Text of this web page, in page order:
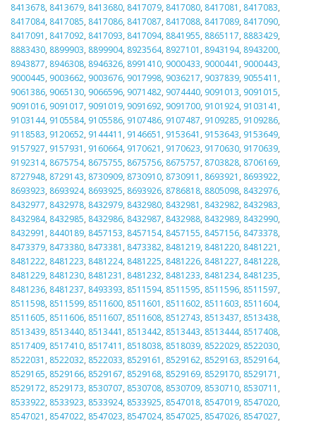
8413678, 8413679, 8413680, 8417079, 8417080, 8417081 , 8417083,
8417084, 8417085, 8417086, 8417087, 8417088, 8417089, 8417090,
8417091 , 8417092, 8417093, 8417094, 8841955, 8865117, 8883429,
8883430, 8899903, 8899904, 8923564, 8927101 , 8943194, 8943200,
8943877, 8946308, 8946326, 8991410, 9000433, 9000441 , 9000443,
9000445, 9003662, 9003676, 9017998, 9036217, 9037839, 9055411 ,
9061386, 9065130, 9066596, 9071482, 9074440, 9091013, 9091015,
9091016, 9091017, 9091019, 9091692, 9091700, 9101924, 9103141 ,
9103144, 9105584, 9105586, 9107486, 9107487, 9109285, 9109286,
9118583, 9120652, 9144411 , 9146651 , 9153641 , 9153643, 9153649,
9157927, 9157931 , 9160664, 9170621 , 9170623, 9170630, 9170639,
9192314, 8675754, 8675755, 8675756, 8675757, 8703828, 8706169,
8727948, 8729143, 8730909, 8730910, 8730911 , 8693921 , 8693922,
8693923, 8693924, 8693925, 8693926, 8786818, 8805098, 8432976,
8432977, 8432978, 8432979, 8432980, 8432981 , 8432982, 8432983,
8432984, 8432985, 8432986, 8432987, 8432988, 8432989, 8432990,
8432991 , 8440189, 8457153, 8457154, 8457155, 8457156, 8473378,
8473379, 8473380, 8473381 , 8473382, 8481219, 8481220, 8481221 ,
8481222, 8481223, 8481224, 8481225, 8481226, 8481227, 8481228,
8481229, 8481230, 8481231 , 8481232, 8481233, 8481234, 8481235,
8481236, 8481237, 8493393, 8511594, 8511595, 8511596, 8511597,
8511598, 8511599, 8511600, 8511601 , 8511602, 8511603, 8511604,
8511605, 8511606, 8511607, 8511608, 8512743, 8513437, 8513438,
8513439, 8513440, 8513441 , 8513442, 8513443, 8513444, 8517408,
8517409, 8517410, 8517411 , 8518038, 8518039, 8522029, 8522030,
8522031 , 8522032, 8522033, 8529161 , 8529162, 8529163, 8529164,
8529165, 8529166, 8529167, 8529168, 8529169, 8529170, 8529171 ,
8529172, 8529173, 8530707, 8530708, 8530709, 8530710, 8530711 ,
8533922, 8533923, 8533924, 8533925, 8547018, 8547019, 8547020,
8547021 , 8547022, 8547023, 8547024, 8547025, 8547026, 8547027,